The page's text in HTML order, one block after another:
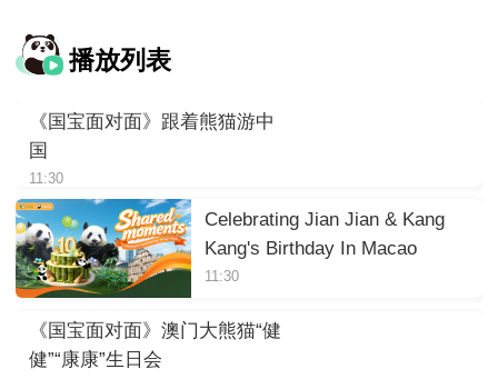
播放列表
《国宝面对面》跟着熊猫游中
国
11:30
Celebrating Jian Jian & Kang
Kang's Birthday In Macao
11:30
《国宝面对面》澳门大熊猫“健
健”“康康”生日会